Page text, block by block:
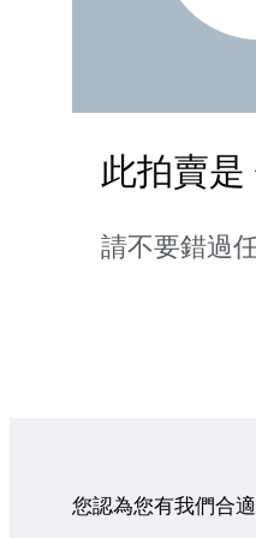
此拍賣
請不要錯過
您認為您有我們合